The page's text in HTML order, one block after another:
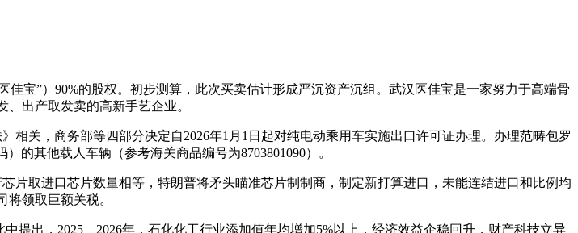
”）90%的股权。初步测算，此次买卖估计形成严沉资产沉组。武汉医佳宝是一家努力于高端骨
、出产取发卖的高新手艺企业。
关，商务部等四部分决定自2026年1月1日起对纯电动乘用车实施出口许可证办理。办理范畴包罗
的其他载人车辆（参考海关商品编号为8703801090）。
取进口芯片数量相等，特朗普将矛头瞄准芯片制制商，制定新打算进口，未能连结进口和比例均
将领取巨额关税。
出，2025—2026年，石化化工行业添加值年均增加5%以上，经济效益企稳回升，财产科技立异